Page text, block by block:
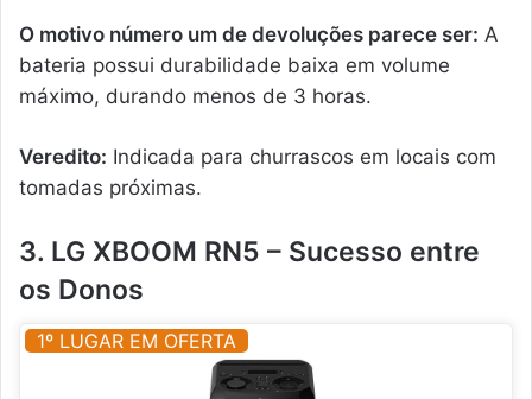
O motivo número um de devoluções parece ser: A
bateria possui durabilidade baixa em volume
máximo, durando menos de 3 horas.
Veredito: Indicada para churrascos em locais com
tomadas próximas.
3. LG XBOOM RN5 – Sucesso entre
os Donos
1º LUGAR EM OFERTA